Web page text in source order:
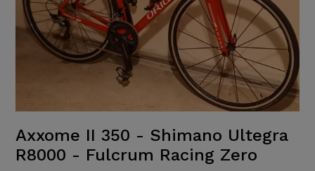
Axxome II 350 - Shimano Ultegra
R8000 - Fulcrum Racing Zero